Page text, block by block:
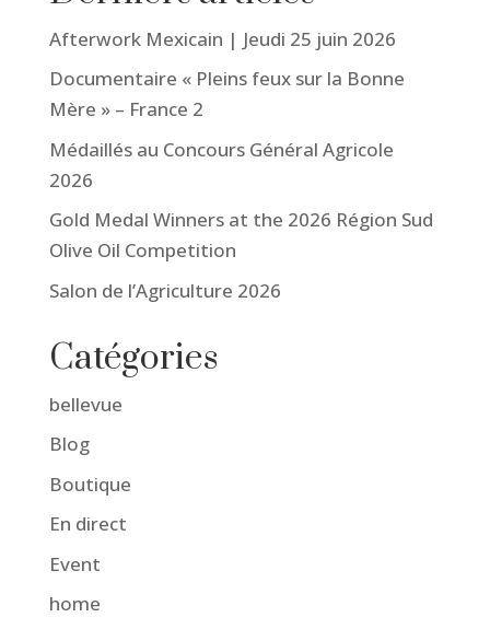
Afterwork Mexicain | Jeudi 25 juin 2026
Documentaire « Pleins feux sur la Bonne
Mère » – France 2
Médaillés au Concours Général Agricole
2026
Gold Medal Winners at the 2026 Région Sud
Olive Oil Competition
Salon de l’Agriculture 2026
Catégories
bellevue
Blog
Boutique
En direct
Event
home